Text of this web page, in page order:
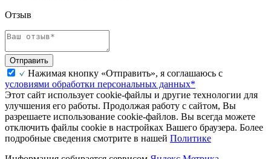
Отзыв
Отправить
Нажимая кнопку «Отправить», я соглашаюсь с
условиями обработки персональных данных*
Этот сайт использует cookie-файлы и другие технологии для
улучшения его работы. Продолжая работу с сайтом, Вы
разрешаете использование cookie-файлов. Вы всегда можете
отключить файлы cookie в настройках Вашего браузера. Более
подробные сведения смотрите в нашей Политике